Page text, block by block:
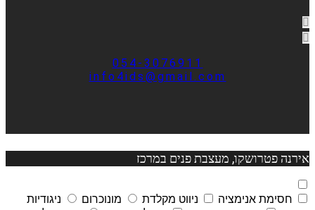
054-3076911
info4ids@gmail.com
אירנה פטרושקו, מעצבת פנים במרכז
חסימת אנימציה ניווט מקלדת מונוכרום
ניגודיות